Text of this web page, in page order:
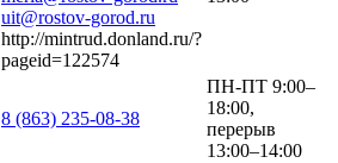
uit@rostov-gorod.ru
http://mintrud.donland.ru/?
pageid=122574
8 (863) 235-08-38
ПН-ПТ 9:00–
18:00,
перерыв
13:00–14:00